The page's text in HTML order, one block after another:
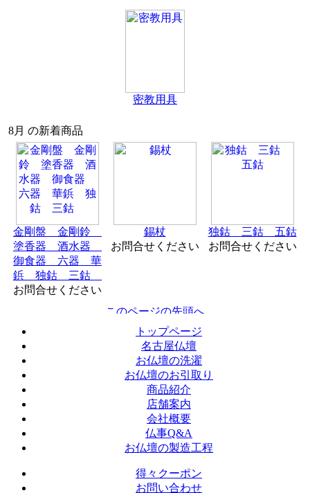
密教用具
8月 の新着商品
金剛盤 金剛鈴
塗香器 酒水器
御食器 六器 華
鋲 独鈷 三鈷
お問合せください
錫杖
お問合せください
独鈷 三鈷 五鈷
お問合せください
トップページ
名古屋仏壇
お仏壇の洗濯
お仏壇のお引取り
商品紹介
店舗案内
会社概要
仏事Q&A
お仏壇の製造工程
得々クーポン
お問い合わせ